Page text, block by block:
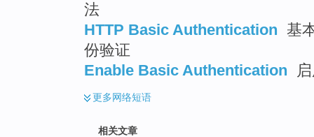
法
HTTP Basic Authentication 基
份验证
Enable Basic Authentication
更多网络短语
相关文章